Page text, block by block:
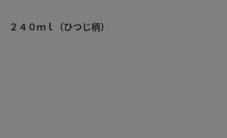
４０ｍｌ（ひつじ柄）